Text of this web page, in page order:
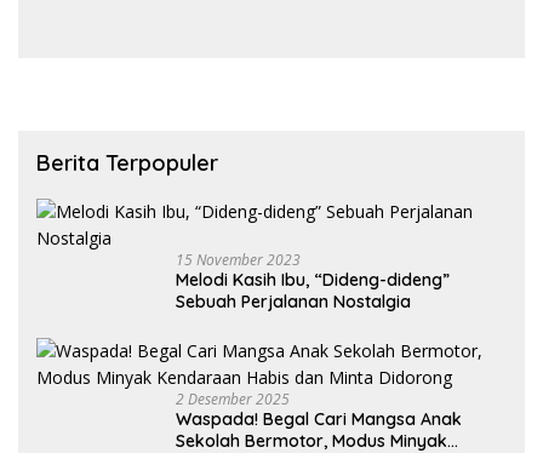
Berita Terpopuler
15 November 2023
Melodi Kasih Ibu, “Dideng-dideng”
Sebuah Perjalanan Nostalgia
2 Desember 2025
Waspada! Begal Cari Mangsa Anak
Sekolah Bermotor, Modus Minyak